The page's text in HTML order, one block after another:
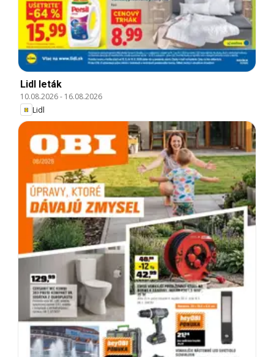
Lidl leták
10.08.2026- 16.08.2026
Lidl